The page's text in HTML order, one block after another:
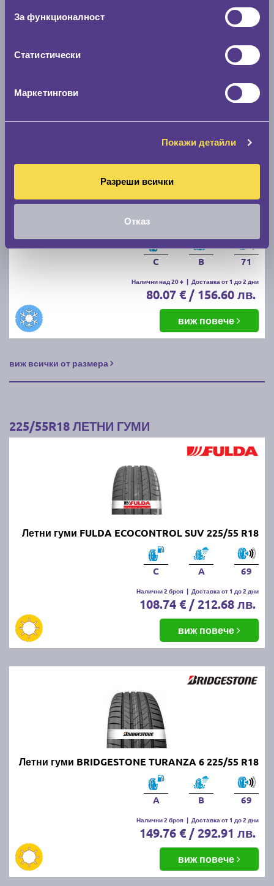
За функционалност
Статистически
Маркетингови
Покажи детайли
Разреши всички
Отказ
71
61.67 € / 120.62 лв.
C B 71
Налични над 20 + | Доставка от 1 до 2 дни
80.07 € / 156.60 лв.
виж повече
виж всички от размера
225/55R18 ЛЕТНИ ГУМИ
Летни гуми FULDA ECOCONTROL SUV 225/55 R18
C A 69
Налични 2 броя | Доставка от 1 до 2 дни
108.74 € / 212.68 лв.
виж повече
Летни гуми BRIDGESTONE TURANZA 6 225/55 R18
A B 69
Налични 2 броя | Доставка от 1 до 2 дни
149.76 € / 292.91 лв.
виж повече